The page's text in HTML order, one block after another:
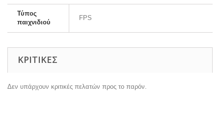
Τύπος
παιχνιδιού
FPS
ΚΡΙΤΙΚΈΣ
Δεν υπάρχουν κριτικές πελατών προς το παρόν.